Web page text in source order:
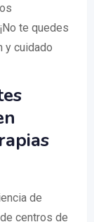
te quedes
y cuidado
de
centros de